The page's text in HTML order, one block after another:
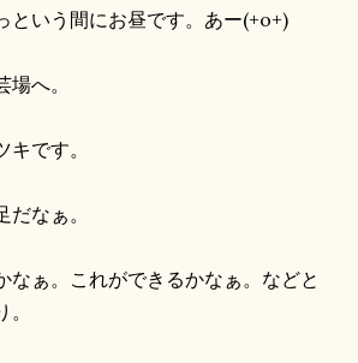
という間にお昼です。あー(+o+)
へ。
です。
なぁ。
ぁ。これができるかなぁ。などと